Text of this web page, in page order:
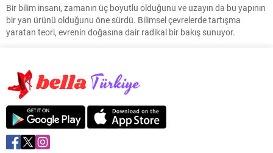
Bir bilim insanı, zamanın üç boyutlu olduğunu ve uzayın da bu yapının
bir yan ürünü olduğunu öne sürdü. Bilimsel çevrelerde tartışma
yaratan teori, evrenin doğasına dair radikal bir bakış sunuyor.